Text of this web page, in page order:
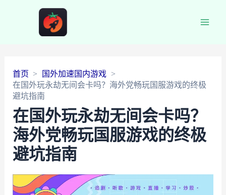
首页
国外加速国内游戏
在国外玩永劫无间会卡吗？海外党畅玩国服游戏的终极
避坑指南
在国外玩永劫无间会卡吗？
海外党畅玩国服游戏的终极
避坑指南